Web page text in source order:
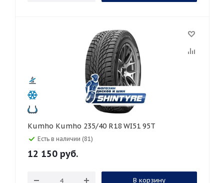
Kumho Kumho 235/40 R18 WI51 95T
Есть в наличии (81)
12 150 руб.
В корзину